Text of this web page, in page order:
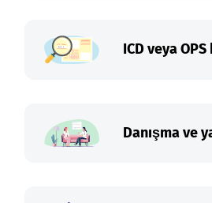
ICD veya
Danışma ve